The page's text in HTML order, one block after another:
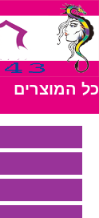
כל המוצרים